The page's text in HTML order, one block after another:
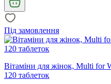
Під замовлення
Вітаміни для жінок, Multi for
120 таблеток